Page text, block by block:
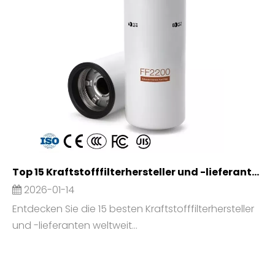
Top 15 Kraftstofffilterhersteller und -lieferanten weltweit (aktualisiert im Jahr 2026)
2026-01-14
Entdecken Sie die 15 besten Kraftstofffilterhersteller
und -lieferanten weltweit...